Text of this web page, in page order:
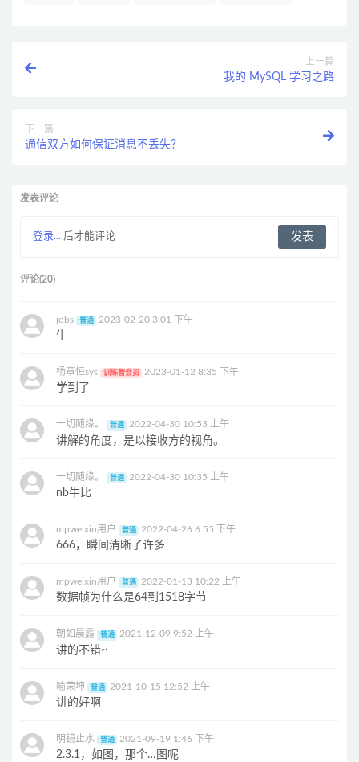
上一篇
我的 MySQL 学习之路
下一篇
通信双方如何保证消息不丢失？
发表评论
登录... 后才能评论
评论(20)
jobs 普通 2023-02-20 3:01 下午
牛
杨章恒sys 训练营会员 2023-01-12 8:35 下午
学到了
一切随缘。 普通 2022-04-30 10:53 上午
讲解的角度，是以接收方的视角。
一切随缘。 普通 2022-04-30 10:35 上午
nb牛比
mpweixin用户 普通 2022-04-26 6:55 下午
666，瞬间清晰了许多
mpweixin用户 普通 2022-01-13 10:22 上午
数据帧为什么是64到1518字节
朝如晨露 普通 2021-12-09 9:52 上午
讲的不错~
喻荣坤 普通 2021-10-15 12:52 上午
讲的好啊
明镜止水 普通 2021-09-19 1:46 下午
2.3.1，如图，那个…图呢